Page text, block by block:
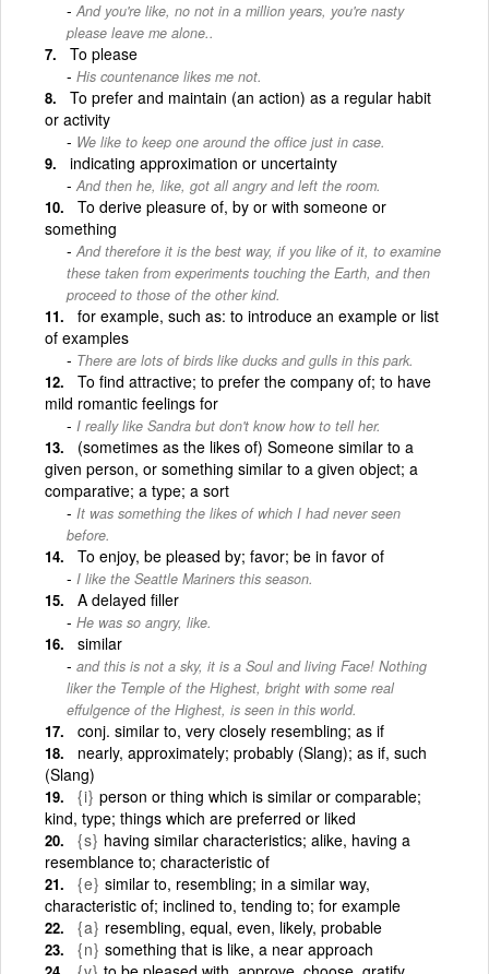
And you're like, no not in a million years, you're nasty
please leave me alone..
To please
His countenance likes me not.
To prefer and maintain (an action) as a regular habit
or activity
We like to keep one around the office just in case.
indicating approximation or uncertainty
And then he, like, got all angry and left the room.
To derive pleasure of, by or with someone or
something
And therefore it is the best way, if you like of it, to examine
these taken from experiments touching the Earth, and then
proceed to those of the other kind.
for example, such as: to introduce an example or list
of examples
There are lots of birds like ducks and gulls in this park.
To find attractive; to prefer the company of; to have
mild romantic feelings for
I really like Sandra but don't know how to tell her.
(sometimes as the likes of) Someone similar to a
given person, or something similar to a given object; a
comparative; a type; a sort
It was something the likes of which I had never seen
before.
To enjoy, be pleased by; favor; be in favor of
I like the Seattle Mariners this season.
A delayed filler
He was so angry, like.
similar
and this is not a sky, it is a Soul and living Face! Nothing
liker the Temple of the Highest, bright with some real
effulgence of the Highest, is seen in this world.
conj. similar to, very closely resembling; as if
nearly, approximately; probably (Slang); as if, such
(Slang)
{i} person or thing which is similar or comparable;
kind, type; things which are preferred or liked
{s} having similar characteristics; alike, having a
resemblance to; characteristic of
{e} similar to, resembling; in a similar way,
characteristic of; inclined to, tending to; for example
{a} resembling, equal, even, likely, probable
{n} something that is like, a near approach